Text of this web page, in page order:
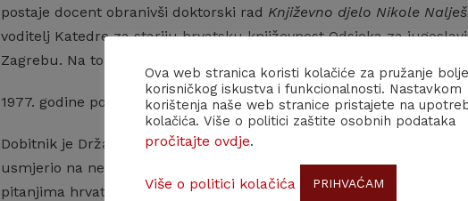
postaje docent obranivši doktorski rad Književno djelo Nikole
voditelj Katedre za stariju hrvatsku književnost Odsjeka za
Zagrebu. Na tom mjestu ostaje do umirovljenja. Od 1970. bio je
1977. godine postaje izvanredni, a 1991. redoviti član Hrvatske
Dobitnik je Državne nagrade za za životno djelo iz područja
usmjerio na nekoliko vrlo relevantnih tema i problema
pitanjima hrvatskoga petrarkizma, prve izvanapeninske pjesničke
Ova web stranica koristi kolačiće za pružanje
korisničkog iskustva i funkcionalnosti. Nastavkom
korištenja naše web stranice pristajete na
kolačića. Više o politici zaštite osobnih podataka
pročitajte ovdje.
Više o politici kolačića PRIHVAĆAM